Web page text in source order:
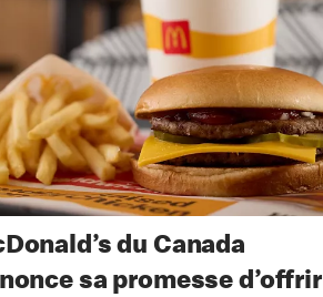
du Canada
sa promesse d’offrir